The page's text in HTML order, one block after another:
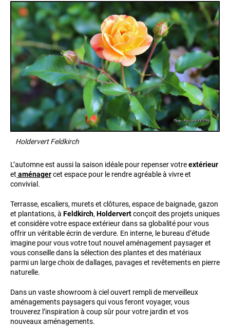
Holdervert Feldkirch
L’automne est aussi la saison idéale pour repenser votreextérieur
et aménagercet espace pour le rendre agréable à vivre et
convivial.
Terrasse, escaliers, murets et clôtures, espace de baignade, gazon
et plantations, à Feldkirch,Holdervertconçoit des projets uniques
et considère votre espace extérieur dans sa globalité pour vous
offrir un véritable écrin de verdure. En interne, le bureau d’étude
imagine pour vous votre tout nouvel aménagement paysager et
vous conseille dans la sélection des plantes et des matériaux
parmi un large choix de dallages, pavages et revêtements en pierre
naturelle.
Dans un vaste showroom à ciel ouvert rempli de merveilleux
aménagements paysagers qui vous feront voyager, vous
trouverez l’inspiration à coup sûr pour votre jardin et vos
nouveaux aménagements.